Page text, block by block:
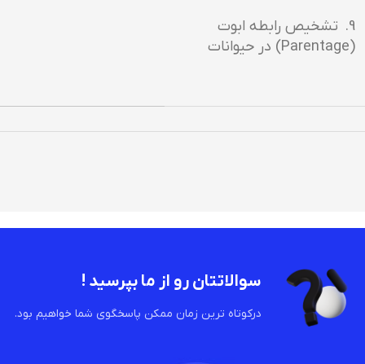
9. تشخیص رابطه ابوت
(Parentage) در حیوانات
سوالاتتان رو از ما بپرسید !
درکوتاه ترین زمان ممکن پاسخگوی شما خواهیم بود.